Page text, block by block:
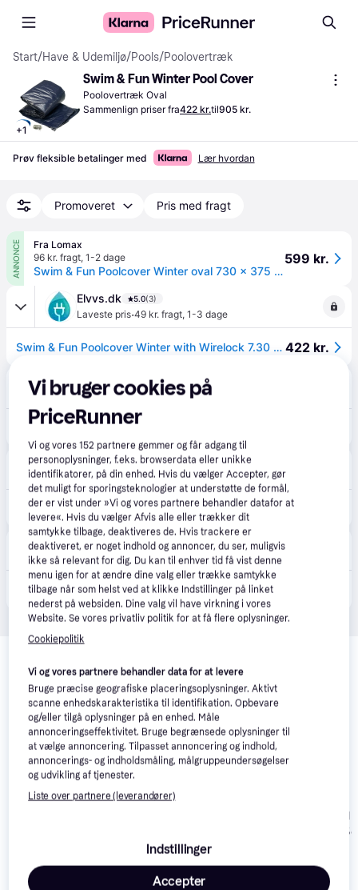
Start/Have & Udemiljø/Pools/Poolovertræk
+1
Swim & Fun Winter Pool Cover
Poolovertræk Oval
Sammenlign priser fra422 kr.til905 kr.
Prøv fleksible betalinger med Lær hvordan
Promoveret Pris med fragt
ANNONCE
Fra Lomax
96 kr. fragt, 1-2 dage
Swim & Fun Poolcover Winter oval 730 x 375 cm
599 kr.
Elvvs.dk 5.0(3)
Laveste pris·49 kr. fragt, 1-3 dage
Swim & Fun Poolcover Winter with Wirelock 7.30 x 3.75 m 422 kr.
Lomax
96 kr. fragt,1-2 dage
Swim & Fun Poolcover Winter oval 730 x 375 cm
BAUHAUS 5.0(3)
129 kr. fragt,5 dage
Swim & Fun vinter cover til pools 730x375 cm 599 kr.
CS MEGASTORE 4.5(1861)
199 kr. fragt, 1 dag
(ComputerSalg) Pool Cover Winter 730 x 375 cm
Eller 3 betalinger af 302 kr.
Relaterede produkter
Se vores forslag til andre produkter, der matcher dine
interesser. Vis alle
374 kr.
Summer Ø3,60 meter
423 kr.
Bestway Pool
Til Pool
69 kr.
Vi bruger cookies på
PriceRunner
Vi og vores152 partnere gemmer og får adgang til
personoplysninger, f.eks. browserdata eller unikke
identifikatorer, på din enhed. Hvis du vælger Accepter, gør
det muligt for sporingsteknologier at understøtte de formål,
der er vist under »Vi og vores partnere behandler datafor at
levere«. Hvis du vælger Afvis alle eller trækker dit
samtykke tilbage, deaktiveres de. Hvis trackere er
deaktiveret, er noget indhold og annoncer, du ser, muligvis
ikke så relevant for dig. Du kan til enhver tid få vist denne
menu igen for at ændre dine valg eller trække samtykke
tilbage når som helst ved at klikke Indstillinger på linket
nederst på websiden. Dine valg vil have virkning i vores
Website. Se vores privatliv politik for at få flere oplysninger.
Cookiepolitik
Vi og vores partnere behandler data for at levere
Bruge præcise geografiske placeringsoplysninger. Aktivt
scanne enhedskarakteristika til identifikation. Opbevare
og/eller tilgå oplysninger på en enhed. Måle
annonceringseffektivitet. Bruge begrænsede oplysninger til
at vælge annoncering. Tilpasset annoncering og indhold,
annoncerings- og indholdsmåling, målgruppeundersøgelser
og udvikling af tjenester.
Liste over partnere (leverandører)
Indstillinger
Accepter